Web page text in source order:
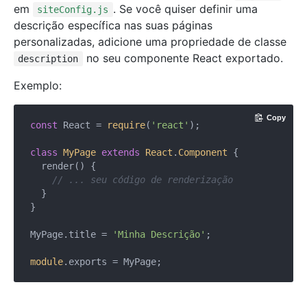
em siteConfig.js . Se você quiser definir uma
descrição específica nas suas páginas
personalizadas, adicione uma propriedade de classe
description
no seu componente React exportado.
Exemplo:
const React = require( 'react' );
class MyPage extends React . Component
{
  render() {
// ... seu código de renderização
  }
}
MyPage.title = 'Minha Descrição' ;
module
Copy